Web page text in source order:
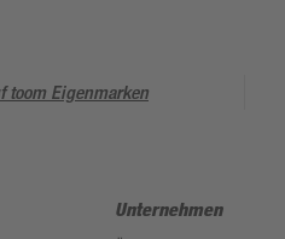
toom Eigenmarken
Unternehmen